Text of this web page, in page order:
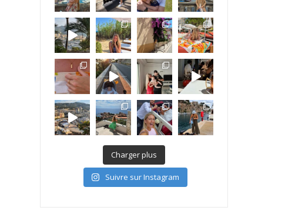
Charger plus
Suivre sur Instagram